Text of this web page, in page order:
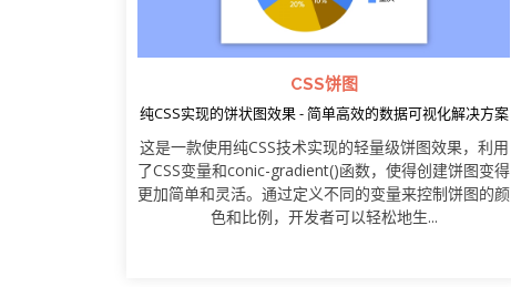
CSS饼图
纯CSS实现的饼状图效果 - 简单高效的数据可视化解决方案
这是一款使用纯CSS技术实现的轻量级饼图效果，利用
了CSS变量和conic-gradient()函数，使得创建饼图变得
更加简单和灵活。通过定义不同的变量来控制饼图的颜
色和比例，开发者可以轻松地生...